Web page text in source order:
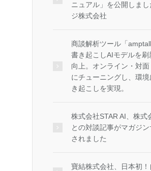
ニュアル」を公開しま
ジ株式会社
商談解析ツール「
書き起こしAIモデルを
向上。オンライン・対
にチューニングし、環
き起こしを実現。
株式会社STAR AI、株式
との対談記事がマガジ
されました
寶結株式会社、日本初